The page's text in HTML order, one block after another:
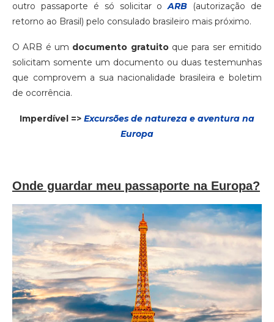
outro passaporte é só solicitar oARB (autorização de
retorno ao Brasil) pelo consulado brasileiro mais próximo.
O ARB é um documento gratuitoque para ser emitido
solicitam somente um documento ou duas testemunhas
que comprovem a sua nacionalidade brasileira e boletim
de ocorrência.
Imperdível => Excursões de natureza e aventura na
Europa
Onde guardar meu passaporte na Europa?